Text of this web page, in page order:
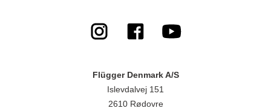
Flügger Denmark A/S
Islevdalvej 151
2610 Rødovre